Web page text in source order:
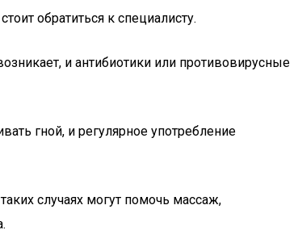
обратиться к специалисту.
и антибиотики или противовирусные
гной, и регулярное употребление
случаях могут помочь массаж,